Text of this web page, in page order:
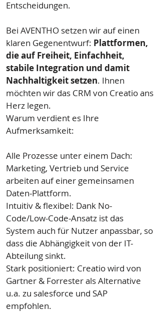
Entscheidungen.
Bei AVENTHO setzen wir auf einen
klaren Gegenentwurf: Plattformen,
die auf Freiheit, Einfachheit,
stabile Integration und damit
Nachhaltigkeit setzen. Ihnen
möchten wir das CRM von Creatio ans
Herz legen.
Warum verdient es Ihre
Aufmerksamkeit:
Alle Prozesse unter einem Dach:
Marketing, Vertrieb und Service
arbeiten auf einer gemeinsamen
Daten-Plattform.
Intuitiv & flexibel: Dank No-
Code/Low-Code-Ansatz ist das
System auch für Nutzer anpassbar, so
dass die Abhängigkeit von der IT-
Abteilung sinkt.
Stark positioniert: Creatio wird von
Gartner & Forrester als Alternative
u.a. zu salesforce und SAP
empfohlen.